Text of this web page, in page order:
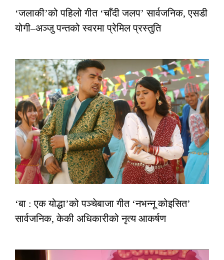
‘जलाकी’को पहिलो गीत ‘चाँदी जलप’ सार्वजनिक, एसडी
योगी–अञ्जु पन्तको स्वरमा प्रेमिल प्रस्तुति
‘बा : एक योद्धा’को पञ्चेबाजा गीत ‘नभन्नू कोइसित’
सार्वजनिक, केकी अधिकारीको नृत्य आकर्षण